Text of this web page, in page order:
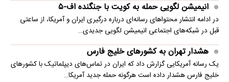
انیمیشن لگویی حمله به کویت با جنگنده اف-۵
در ادامه انتشار محتواهای رسانه‌ای درباره درگیری ایران و آمریکا، از ساعتی
قبل در شبکه‌های اجتماعی انیمیشن لگویی جدیدی…
هشدار تهران به کشورهای خلیج فارس
یک رسانه آمریکایی گزارش داد که ایران در تماس‌های دیپلماتیک با کشورهای
خلیج فارس هشدار داده است هرگونه حمله جدید آمریکا…